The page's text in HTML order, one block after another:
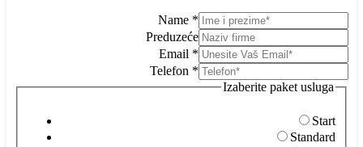
Name *
Preduzeće
Email *
Telefon *
Izaberite paket usluga
Start
Standard